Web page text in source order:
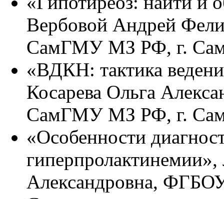
Вербовой Андрей
СамГМУ МЗ РФ, г.
«ВДКН: тактика
Косарева Ольга
СамГМУ МЗ РФ, г.
«Особенности
гиперпролактинемии»,
Александровна,